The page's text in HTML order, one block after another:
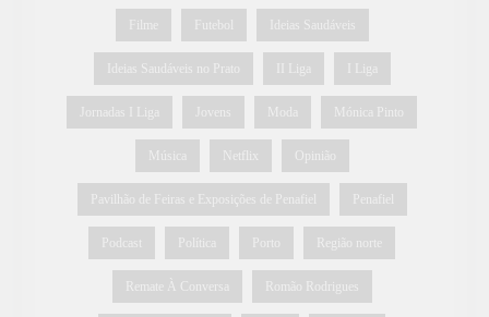
Filme Futebol Ideias Saudáveis
Ideias Saudáveis no Prato II Liga I Liga
Jornadas I Liga Jovens Moda Mónica Pinto
Música Netflix Opinião
Pavilhão de Feiras e Exposições de Penafiel Penafiel
Podcast Política Porto Região norte
Remate À Conversa Romão Rodrigues